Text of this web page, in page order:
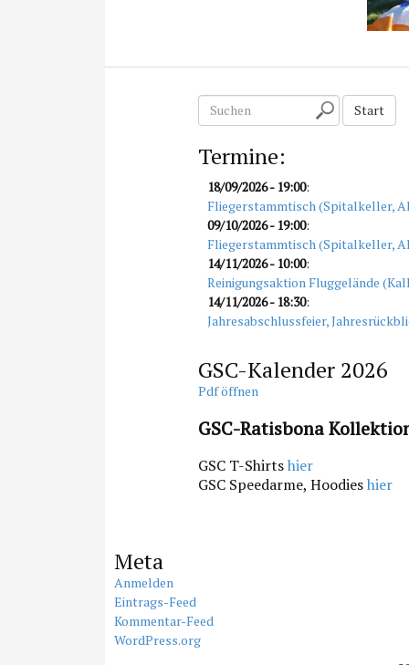
S
u
h
Start
Termine:
18/09/2026- 19:00:
Fliegerstammtisch (Spitalkeller,
09/10/2026- 19:00:
Fliegerstammtisch (Spitalkeller,
14/11/2026- 10:00:
Reinigungsaktion Fluggelände
14/11/2026- 18:30:
Jahresabschlussfeier,
GSC-Kalender 2026
Pdf öffnen
GSC-Ratisbona
GSC T-Shirtshier
GSC Speedarme, Hoodieshier
Meta
Anmelden
Eintrags-Feed
Kommentar-Feed
WordPress.org